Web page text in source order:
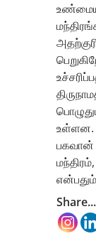
உள்ளன.
பகவான்